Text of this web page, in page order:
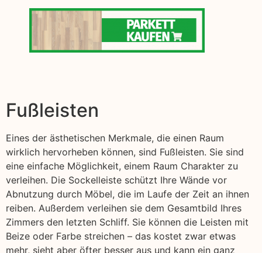
Fußleisten
Eines der ästhetischen Merkmale, die einen Raum
wirklich hervorheben können, sind Fußleisten. Sie sind
eine einfache Möglichkeit, einem Raum Charakter zu
verleihen. Die Sockelleiste schützt Ihre Wände vor
Abnutzung durch Möbel, die im Laufe der Zeit an ihnen
reiben. Außerdem verleihen sie dem Gesamtbild Ihres
Zimmers den letzten Schliff. Sie können die Leisten mit
Beize oder Farbe streichen – das kostet zwar etwas
mehr, sieht aber öfter besser aus und kann ein ganz